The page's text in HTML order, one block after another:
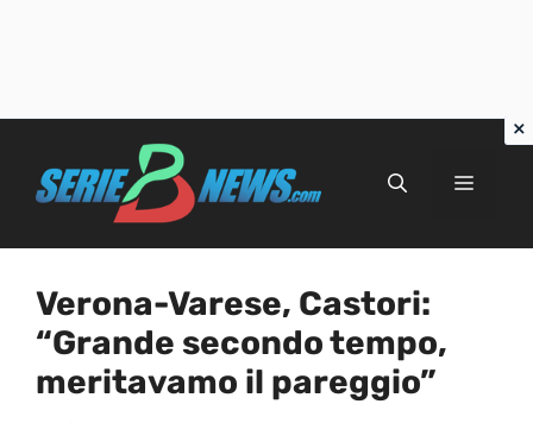
Menu
Verona-Varese, Castori:
“Grande secondo tempo,
meritavamo il pareggio”